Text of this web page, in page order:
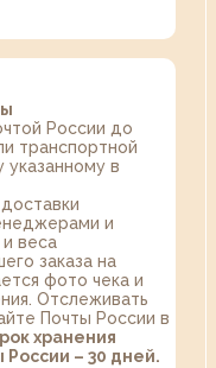
России до
транспортной
в
и
веса
заказа на
фото чека и
Отслеживать
Почты России в
хранения
– 30 дней.